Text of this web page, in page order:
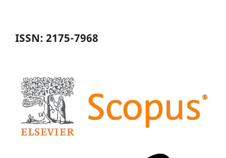
ISSN: 2175-7968